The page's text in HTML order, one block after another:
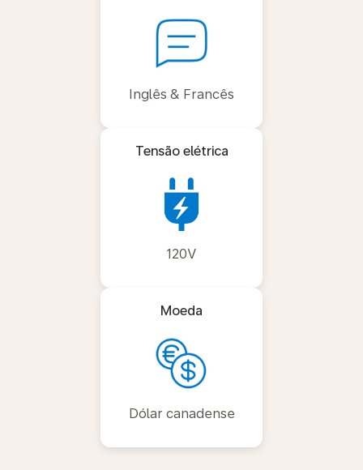
Inglês & Francês
Tensão elétrica
120V
Moeda
Dólar canadense